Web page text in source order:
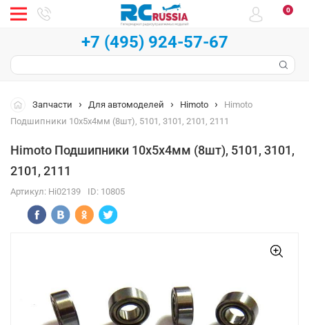
0
+7 (495) 924-57-67
Запчасти Для автомоделей Himoto
Himoto
Подшипники 10x5x4мм (8шт), 5101, 3101, 2101, 2111
Himoto Подшипники 10x5x4мм (8шт), 5101, 3101,
2101, 2111
Артикул: Hi02139 ID: 10805